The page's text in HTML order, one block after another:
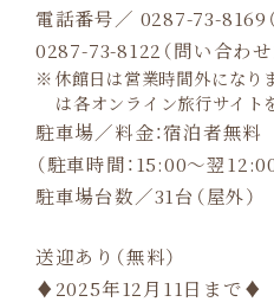
電話番号／ 0287-73-8169
0287-73-8122（問い合わせ
休館日は営業時間外になり
は各オンライン旅行サイト
駐車場／料金：宿泊者無料
（駐車時間：15:00～翌
駐車場台数／31台（屋外）
送迎あり（無料）
♦2025年12月11日まで♦